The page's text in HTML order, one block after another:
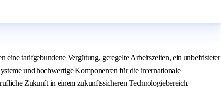
tarifgebundene Vergütung, geregelte Arbeitszeiten, ein unbefristeter
und hochwertige Komponenten für die internationale
Zukunft in einem zukunftssicheren Technologiebereich.